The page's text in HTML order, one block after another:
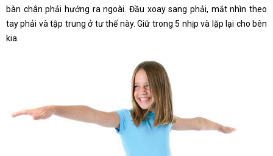
bàn chân phải hướng ra ngoài. Đầu xoay sang phải, mắt nhìn theo
tay phải và tập trung ở tư thế này. Giữ trong 5 nhịp và lặp lại cho bên
kia.